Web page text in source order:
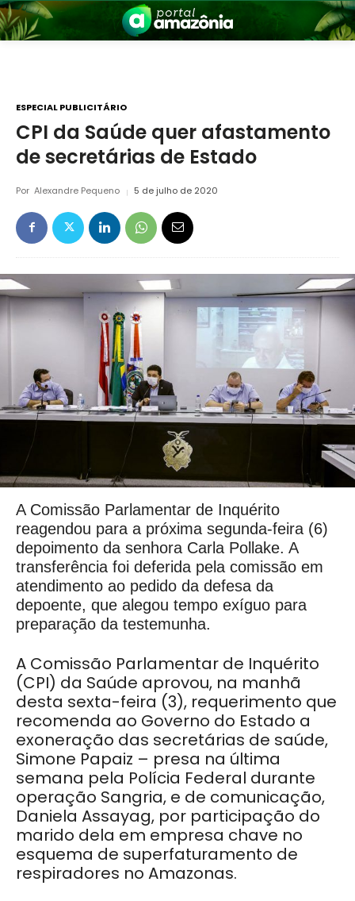
Amazônia
ESPECIAL PUBLICITÁRIO
CPI da Saúde quer afastamento
de secretárias de Estado
Por Alexandre Pequeno 5 de julho de 2020
A Comissão Parlamentar de Inquérito
reagendou para a próxima segunda-feira (6)
depoimento da senhora Carla Pollake. A
transferência foi deferida pela comissão em
atendimento ao pedido da defesa da
depoente, que alegou tempo exíguo para
preparação da testemunha.
A Comissão Parlamentar de Inquérito
(CPI) da Saúde aprovou, na manhã
desta sexta-feira (3), requerimento que
recomenda ao Governo do Estado a
exoneração das secretárias de saúde,
Simone Papaiz – presa na última
semana pela Polícia Federal durante
operação Sangria, e de comunicação,
Daniela Assayag, por participação do
marido dela em empresa chave no
esquema de superfaturamento de
respiradores no Amazonas.